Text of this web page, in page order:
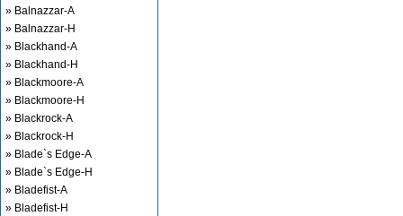
» Balnazzar-A
» Balnazzar-H
» Blackhand-A
» Blackhand-H
» Blackmoore-A
» Blackmoore-H
» Blackrock-A
» Blackrock-H
» Blade`s Edge-A
» Blade`s Edge-H
» Bladefist-A
» Bladefist-H